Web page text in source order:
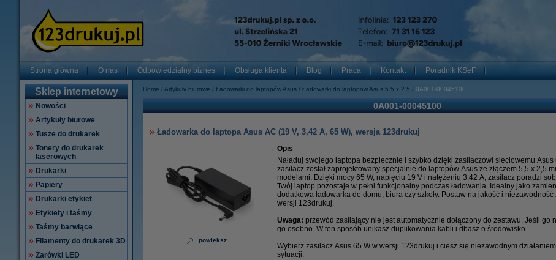
Strona główna O nas Odpowiedzialny biznes Obsługa klienta Blog Praca Kontakt Poradnik KSeF
Sklep internetowy
Nowości
Artykuły biurowe
Tusze do drukarek
Tonery do drukarek
laserowych
Drukarki
Papiery
Drukarki etykiet
Etykiety i taśmy
Taśmy barwiące
Filamenty do drukarek 3D
Żarówki LED
Home Artykuły biurowe Ładowarki do laptopów Asus Ładowarki do laptopów Asus 5.5 x 2.5 0A001-00045100
0A001-00045100
Ładowarka do laptopa Asus AC (19 V, 3,42 A, 65 W), wersja 123drukuj
powiększ
Opis
Naładuj swojego laptopa bezpiecznie i szybko dzięki zasilaczowi sieciowemu
zasilacz został zaprojektowany specjalnie do laptopów Asus ze złączem 5,5 x 2,5
modelami. Dzięki mocy 65 W, napięciu 19 V i natężeniu 3,42 A, zasilacz poradzi
Twój laptop pozostaje w pełni funkcjonalny podczas ładowania. Idealny jako
dodatkowa ładowarka do domu, biura czy szkoły. Postaw na jakość i
wersji 123drukuj.
Uwaga: przewód zasilający nie jest automatycznie dołączony do zestawu. Jeśli go
go osobno. W ten sposób unikasz duplikowania kabli i dbasz o środowisko.
Wybierz zasilacz Asus 65 W w wersji 123drukuj i ciesz się niezawodnym
sytuacji.